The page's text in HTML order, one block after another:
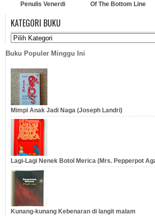
Penulis Venerdi
…
Of The Bottom Line
KATEGORI BUKU
Buku Populer Minggu Ini
Mimpi Anak Jadi Naga (Joseph Landri)
Lagi-Lagi Nenek Botol Merica (Mrs. Pepperpot
Kunang-kunang Kebenaran di langit malam